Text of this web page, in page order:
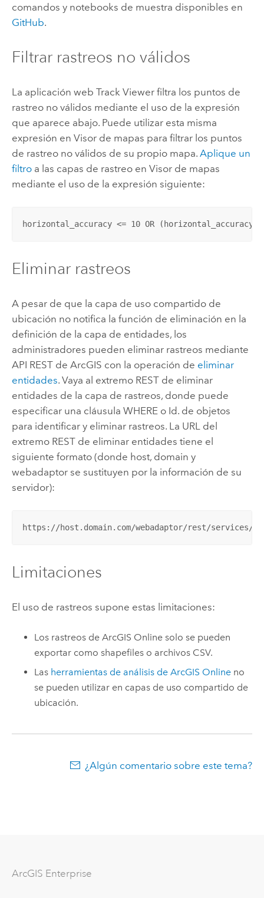
comandos y notebooks de muestra disponibles en
GitHub.
Filtrar rastreos no válidos
La aplicación web Track Viewerfiltra los puntos de
rastreo no válidos mediante el uso de la expresión
que aparece abajo. Puede utilizar esta misma
expresión en Visor de mapas para filtrar los puntos
de rastreo no válidos de su propio mapa. Aplique un
filtroa las capas de rastreo en Visor de mapas
mediante el uso de la expresión siguiente:
horizontal_accuracy <= 10 OR (horizontal_accuracy
Eliminar rastreos
A pesar de que la capa de uso compartido de
ubicación no notifica la función de eliminación en la
definición de la capa de entidades, los
administradores pueden eliminar rastreos mediante
API REST de ArcGIS con la operación de eliminar
entidades. Vaya al extremo REST de eliminar
entidades de la capa de rastreos, donde puede
especificar una cláusula WHERE o Id. de objetos
para identificar y eliminar rastreos. La URL del
extremo REST de eliminar entidades tiene el
siguiente formato (donde host, domain y
webadaptor se sustituyen por la información de su
servidor):
https://host.domain.com/webadaptor/rest/services/
Limitaciones
El uso de rastreos supone estas limitaciones:
Los rastreos deArcGIS Online solo se pueden
exportar como shapefiles o archivos CSV.
Las herramientas de análisis deArcGIS Online no
se pueden utilizar en capas de uso compartido de
ubicación.
¿Algún comentario sobre este tema?
ArcGIS Enterprise